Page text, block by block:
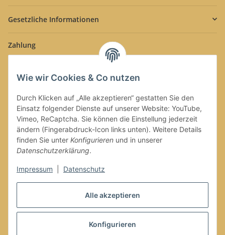
Alle akzeptieren
Konfigurieren
Wie wir Cookies & Co nutzen
Durch Klicken auf „Alle akzeptieren“ gestatten Sie den
Einsatz folgender Dienste auf unserer Website: YouTube,
Vimeo, ReCaptcha. Sie können die Einstellung jederzeit
ändern (Fingerabdruck-Icon links unten). Weitere Details
finden Sie unter Konfigurieren und in unserer
Datenschutzerklärung.
Impressum Datenschutz
Gesetzliche Informationen
Zahlung
Versand
Vertrag widerrufen